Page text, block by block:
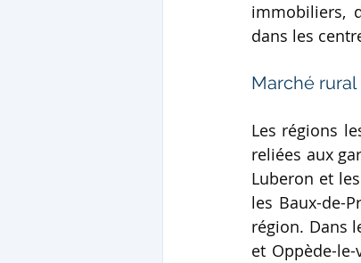
immobiliers,
dans les
Marché rural
Les régions
reliées aux
Luberon et
les Baux-de-
région. Dans
et Oppède-